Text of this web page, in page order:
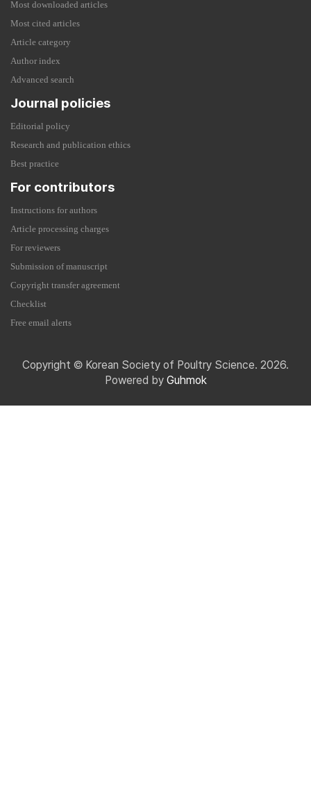
Most downloaded articles
Most cited articles
Article category
Author index
Advanced search
Journal policies
Editorial policy
Research and publication ethics
Best practice
For contributors
Instructions for authors
Article processing charges
For reviewers
Submission of manuscript
Copyright transfer agreement
Checklist
Free email alerts
Copyright © Korean Society of Poultry Science. 2026.
Powered by Guhmok